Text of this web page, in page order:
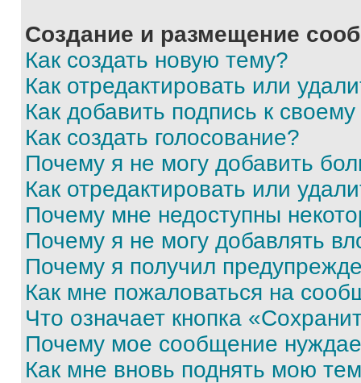
Создание и размещение
Как создать новую тему?
Как отредактировать или
Как добавить подпись к
Как создать голосование?
Почему я не могу добавить
Как отредактировать или
Почему мне недоступны
Почему я не могу добавлять
Почему я получил
Как мне пожаловаться на
Что означает кнопка
Почему мое сообщение
Как мне вновь поднять мою